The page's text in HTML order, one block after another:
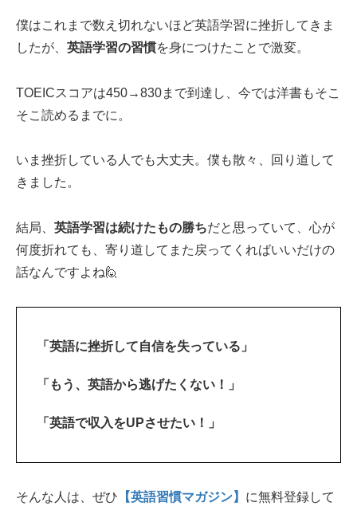
僕はこれまで数え切れないほど英語学習に挫折してきま
したが、 英語学習の習慣を身につけたことで激変。
TOEICスコアは450→830まで到達し、今では洋書もそこ
そこ読めるまでに。
いま挫折している人でも大丈夫。僕も散々、回り道して
きました。
結局、 英語学習は続けたもの勝ちだと思っていて、心が
何度折れても、寄り道してまた戻ってくればいいだけの
話なんですよね🙋‍
「英語に挫折して自信を失っている」
「もう、英語から逃げたくない！」
「英語で収入をUPさせたい！」
そんな人は、ぜひ 【英語習慣マガジン】 に無料登録して